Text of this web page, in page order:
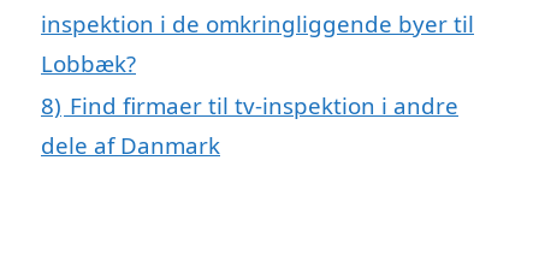
inspektion i de omkringliggende byer til
Lobbæk?
8) Find firmaer til tv-inspektion i andre
dele af Danmark